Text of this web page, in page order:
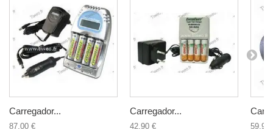
Carregador...
87,00 €
Carregador...
42,90 € 59,90